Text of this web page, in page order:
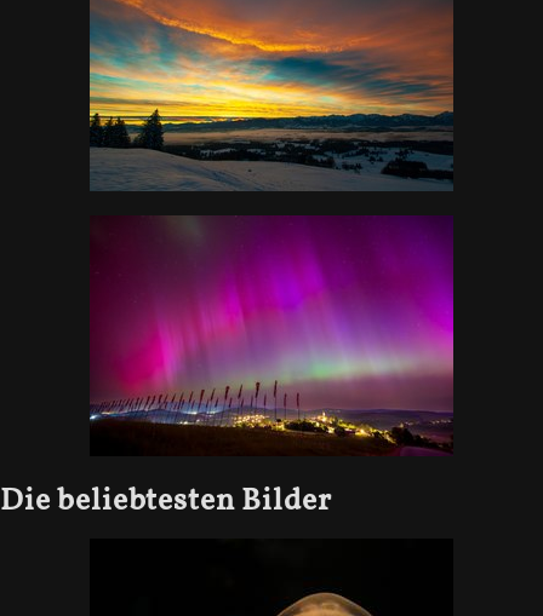
Die beliebtesten Bilder